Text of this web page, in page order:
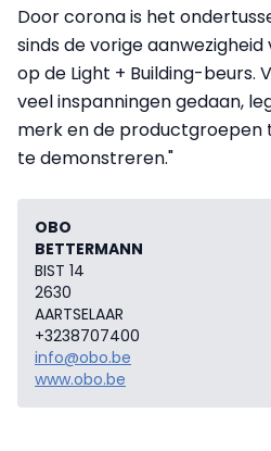
Door corona is het
sinds de vorige
op de Light + Building-beurs.
veel inspanningen gedaan,
merk en de productgroepen
te demonstreren."
OBO
BETTERMANN
BIST 14
2630
AARTSELAAR
+3238707400
info@obo.be
www.obo.be